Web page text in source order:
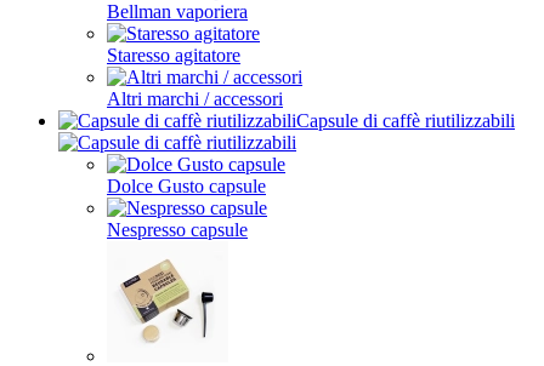
Bellman vaporiera
Staresso agitatore
Altri marchi / accessori
Capsule di caffè riutilizzabili
Dolce Gusto capsule
Nespresso capsule